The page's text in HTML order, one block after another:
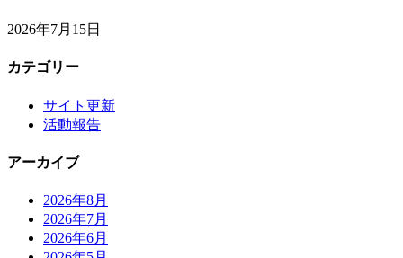
2026年7月15日
カテゴリー
サイト更新
活動報告
アーカイブ
2026年8月
2026年7月
2026年6月